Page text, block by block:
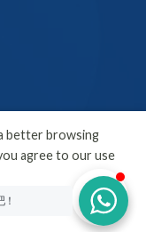
Marketing
better browsing
agree to our use